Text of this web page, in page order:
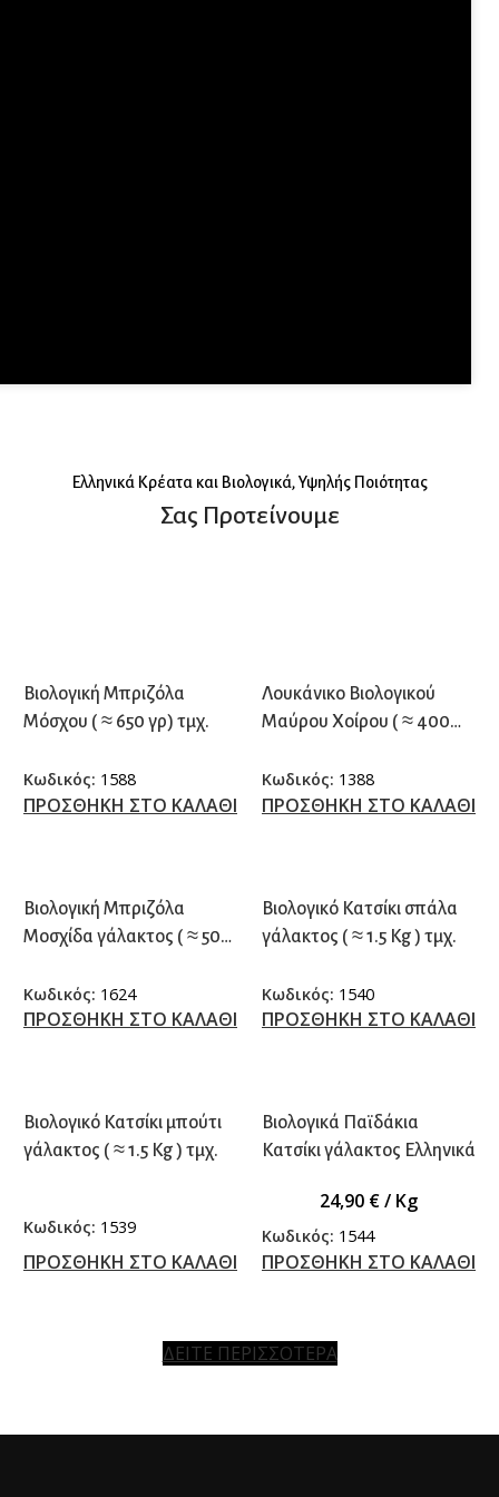
Eλληνικά Κρέατα και Βιολογικά, Υψηλής Ποιότητας
Σας Προτείνουμε
Βιολογική Μπριζόλα
Μόσχου ( ≈ 650 γρ) τμχ.
Κωδικός: 1588
ΠΡΟΣΘΗΚΗ ΣΤΟ ΚΑΛΑΘΙ
Λουκάνικο Βιολογικού
Μαύρου Χοίρου ( ≈ 400
Κωδικός: 1388
ΠΡΟΣΘΗΚΗ ΣΤΟ ΚΑΛΑΘΙ
Βιολογική Μπριζόλα
Μοσχίδα γάλακτος ( ≈ 500
Κωδικός: 1624
ΠΡΟΣΘΗΚΗ ΣΤΟ ΚΑΛΑΘΙ
Βιολογικό Κατσίκι σπάλα
γάλακτος ( ≈ 1.5 Kg ) τμχ.
Κωδικός: 1540
ΠΡΟΣΘΗΚΗ ΣΤΟ ΚΑΛΑΘΙ
Βιολογικό Κατσίκι μπούτι
γάλακτος ( ≈ 1.5 Kg ) τμχ.
Κωδικός: 1539
ΠΡΟΣΘΗΚΗ ΣΤΟ ΚΑΛΑΘΙ
Βιολογικά Παϊδάκια
Κατσίκι γάλακτος Ελληνικά
24,90 €/ Kg
Κωδικός: 1544
ΠΡΟΣΘΗΚΗ ΣΤΟ ΚΑΛΑΘΙ
ΔΕΙΤΕ ΠΕΡΙΣΣΟΤΕΡΑ